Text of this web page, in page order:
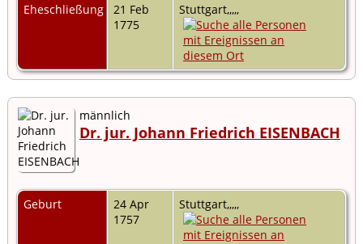
Eheschließung
21 Feb
1775
Stuttgart,,,,,
männlich
Dr. jur. Johann Friedrich EISENBACH
Geburt
24 Apr
1757
Stuttgart,,,,,